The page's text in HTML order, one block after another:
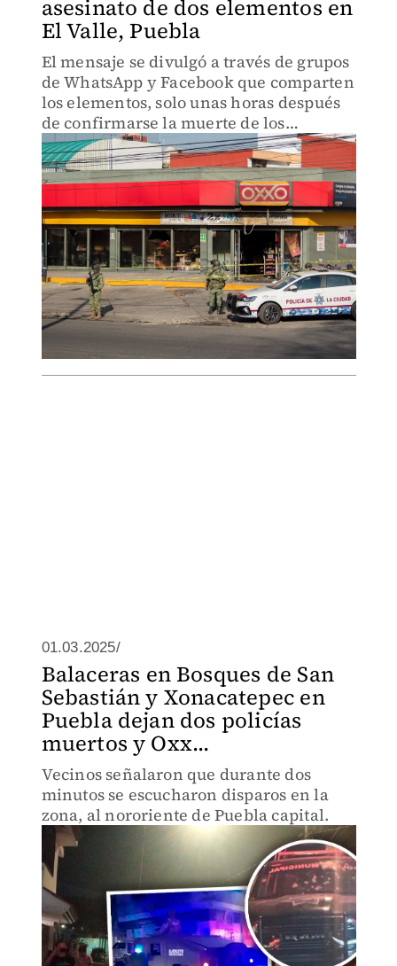
asesinato de dos elementos en
El Valle, Puebla
El mensaje se divulgó a través de grupos
de WhatsApp y Facebook que comparten
los elementos, solo unas horas después
de confirmarse la muerte de los
oficiales.
01.03.2025/
Balaceras en Bosques de San
Sebastián y Xonacatepec en
Puebla dejan dos policías
muertos y Oxx...
Vecinos señalaron que durante dos
minutos se escucharon disparos en la
zona, al nororiente de Puebla capital.